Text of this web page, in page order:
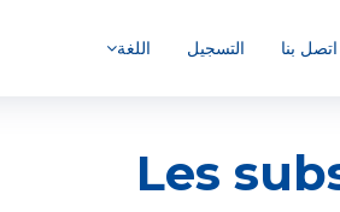
اتصل بنا التسجيل اللغة
Les